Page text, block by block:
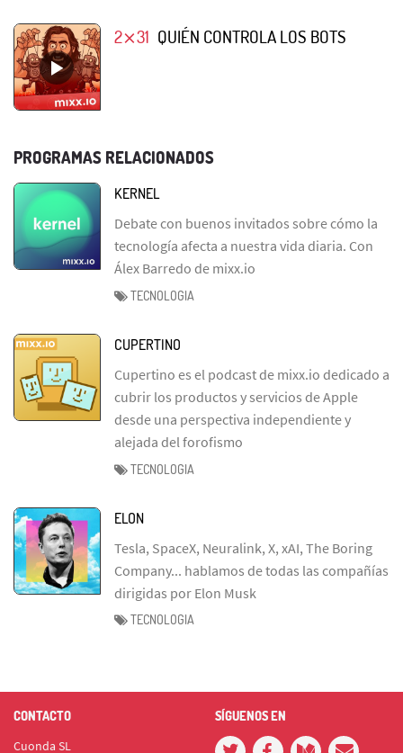
2⨯31 QUIÉN CONTROLA LOS BOTS
PROGRAMAS RELACIONADOS
KERNEL
Debate con buenos invitados sobre cómo la
tecnología afecta a nuestra vida diaria. Con
Álex Barredo de mixx.io
TECNOLOGIA
CUPERTINO
Cupertino es el podcast de mixx.io dedicado a
cubrir los productos y servicios de Apple
desde una perspectiva independiente y
alejada del forofismo
TECNOLOGIA
ELON
Tesla, SpaceX, Neuralink, X, xAI, The Boring
Company... hablamos de todas las compañías
dirigidas por Elon Musk
TECNOLOGIA
CONTACTO
Cuonda SL
SÍGUENOS EN